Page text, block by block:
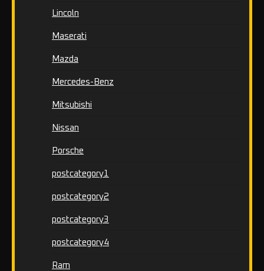
Lincoln
Maserati
Mazda
Mercedes-Benz
Mitsubishi
Nissan
Porsche
postcategory1
postcategory2
postcategory3
postcategory4
Ram